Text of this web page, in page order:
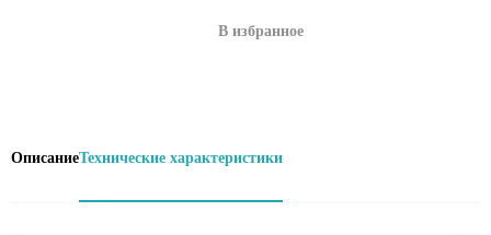
В избранное
ОписаниеТехнические характеристики